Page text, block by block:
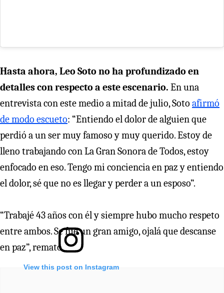
View this post on Instagram
Hasta ahora, Leo Soto no ha profundizado en
detalles con respecto a este escenario. En una
entrevista con este medio a mitad de julio, Soto afirmó
de modo escueto: “Entiendo el dolor de alguien que
perdió a un ser muy famoso y muy querido. Estoy de
lleno trabajando con La Gran Sonora de Todos, estoy
enfocado en eso. Tengo mi conciencia en paz y entiendo
el dolor, sé que no es llegar y perder a un esposo”.
“Trabajé 43 años con él y siempre hubo mucho respeto
entre ambos. Se fue un gran amigo, ojalá que descanse
en paz”, remató.